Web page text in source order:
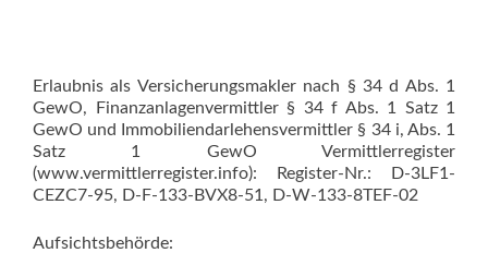
Erlaubnis als Versicherungsmakler nach § 34 d Abs. 1
GewO, Finanzanlagenvermittler § 34 f Abs. 1 Satz 1
GewO und Immobiliendarlehensvermittler § 34 i, Abs. 1
Satz 1 GewO Vermittlerregister
(www.vermittlerregister.info): Register-Nr.: D-3LF1-
CEZC7-95, D-F-133-BVX8-51, D-W-133-8TEF-02
Aufsichtsbehörde: